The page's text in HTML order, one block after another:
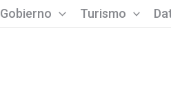
Gobierno Turismo